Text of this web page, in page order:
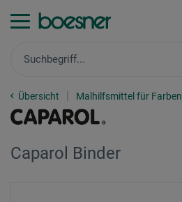
Übersicht Malhilfsmittel für Farben
Caparol Binder